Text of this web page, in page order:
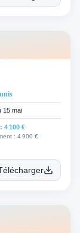
15 mai
4 100 €
: 4 900 €